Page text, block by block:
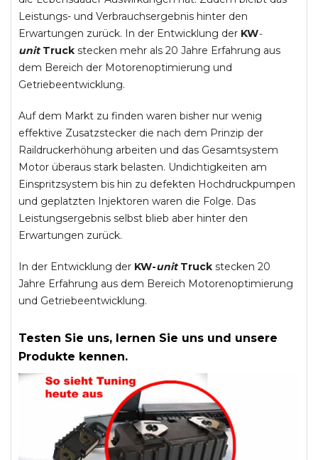
Leistungs- und Verbrauchsergebnis hinter den
Erwartungen zurück. In der Entwicklung der KW-
unit Truck stecken mehr als 20 Jahre Erfahrung aus
dem Bereich der Motorenoptimierung und
Getriebeentwicklung.
Auf dem Markt zu finden waren bisher nur wenig
effektive Zusatzstecker die nach dem Prinzip der
Raildruckerhöhung arbeiten und das Gesamtsystem
Motor überaus stark belasten. Undichtigkeiten am
Einspritzsystem bis hin zu defekten Hochdruckpumpen
und geplatzten Injektoren waren die Folge. Das
Leistungsergebnis selbst blieb aber hinter den
Erwartungen zurück.
In der Entwicklung der KW-unitTruck stecken 20
Jahre Erfahrung aus dem Bereich Motorenoptimierung
und Getriebeentwicklung.
Testen Sie uns, lernen Sie uns und unsere
Produkte kennen.